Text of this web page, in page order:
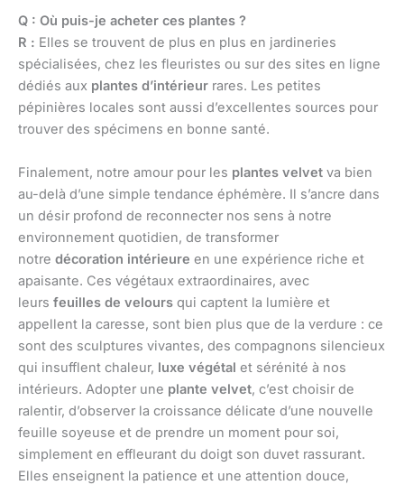
Q : Où puis-je acheter ces plantes ?
R : Elles se trouvent de plus en plus en jardineries
spécialisées, chez les fleuristes ou sur des sites en ligne
dédiés aux plantes d’intérieur rares. Les petites
pépinières locales sont aussi d’excellentes sources pour
trouver des spécimens en bonne santé.
Finalement, notre amour pour les plantes velvet va bien
au-delà d’une simple tendance éphémère. Il s’ancre dans
un désir profond de reconnecter nos sens à notre
environnement quotidien, de transformer
notre décoration intérieure en une expérience riche et
apaisante. Ces végétaux extraordinaires, avec
leurs feuilles de velours qui captent la lumière et
appellent la caresse, sont bien plus que de la verdure : ce
sont des sculptures vivantes, des compagnons silencieux
qui insufflent chaleur, luxe végétal et sérénité à nos
intérieurs. Adopter une plante velvet, c’est choisir de
ralentir, d’observer la croissance délicate d’une nouvelle
feuille soyeuse et de prendre un moment pour soi,
simplement en effleurant du doigt son duvet rassurant.
Elles enseignent la patience et une attention douce,